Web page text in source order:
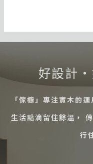
好設計
「傢櫥」專注實木的
生活點滴留住餘溫，
行